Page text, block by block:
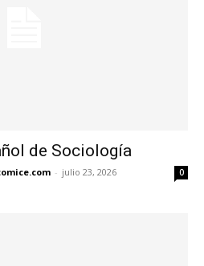
de Sociología
- julio 23, 2026 0